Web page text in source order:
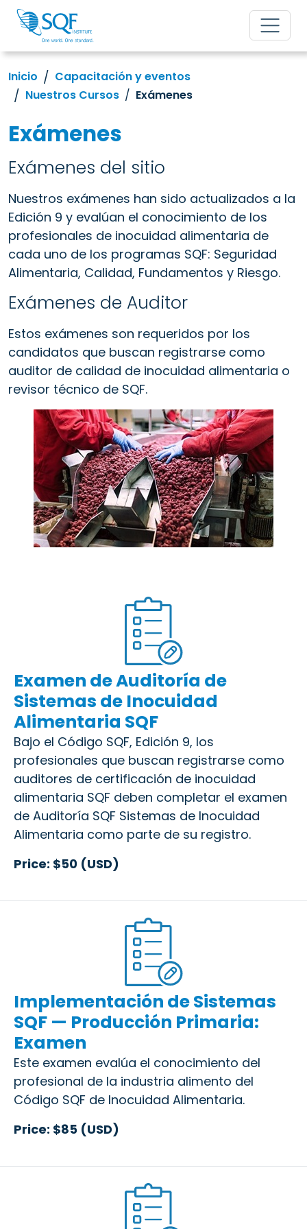
Inicio
Capacitación y eventos
Nuestros Cursos
Exámenes
Exámenes
Exámenes del sitio
Nuestros exámenes han sido actualizados a la
Edición 9 y evalúan el conocimiento de los
profesionales de inocuidad alimentaria de
cada uno de los programas SQF: Seguridad
Alimentaria, Calidad, Fundamentos y Riesgo.
Exámenes de Auditor
Estos exámenes son requeridos por los
candidatos que buscan registrarse como
auditor de calidad de inocuidad alimentaria o
revisor técnico de SQF.
Examen de Auditoría de
Sistemas de Inocuidad
Alimentaria SQF
Bajo el Código SQF, Edición 9, los
profesionales que buscan registrarse como
auditores de certificación de inocuidad
alimentaria SQF deben completar el examen
de Auditoría SQF Sistemas de Inocuidad
Alimentaria como parte de su registro.
Price: $50 (USD)
Implementación de Sistemas
SQF — Producción Primaria:
Examen
Este examen evalúa el conocimiento del
profesional de la industria alimento del
Código SQF de Inocuidad Alimentaria.
Price: $85 (USD)